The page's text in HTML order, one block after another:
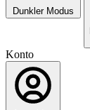
Dunkler Modus
Konto